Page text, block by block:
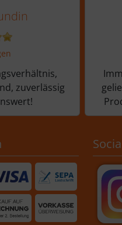
von einer
zuverlässig
5